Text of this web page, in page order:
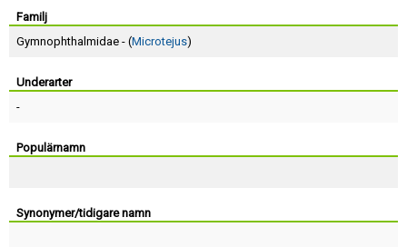
Familj
Gymnophthalmidae - (Microtejus)
Underarter
-
Populärnamn
Synonymer/tidigare namn
Terms of Service
Skapa konto